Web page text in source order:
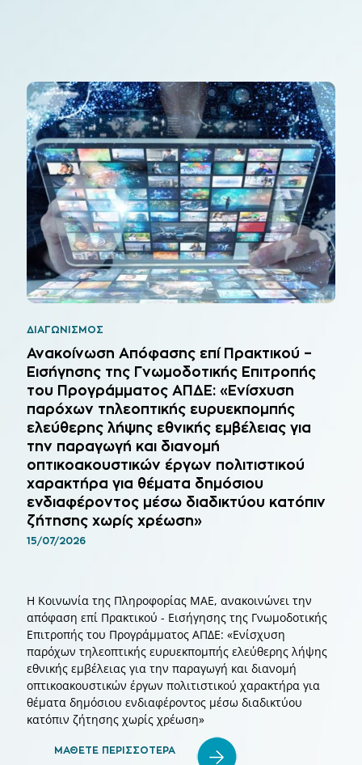
ΔΙΑΓΩΝΙΣΜΟΣ
Ανακοίνωση Απόφασης επί Πρακτικού –
Εισήγησης της Γνωμοδοτικής Επιτροπής
του Προγράμματος ΑΠΔΕ: «Ενίσχυση
παρόχων τηλεοπτικής ευρυεκπομπής
ελεύθερης λήψης εθνικής εμβέλειας για
την παραγωγή και διανομή
οπτικοακουστικών έργων πολιτιστικού
χαρακτήρα για θέματα δημόσιου
ενδιαφέροντος μέσω διαδικτύου κατόπιν
ζήτησης χωρίς χρέωση»
15/07/2026
Η Κοινωνία της Πληροφορίας ΜΑΕ, ανακοινώνει την
απόφαση επί Πρακτικού - Εισήγησης της Γνωμοδοτικής
Επιτροπής του Προγράμματος ΑΠΔΕ: «Ενίσχυση
παρόχων τηλεοπτικής ευρυεκπομπής ελεύθερης λήψης
εθνικής εμβέλειας για την παραγωγή και διανομή
οπτικοακουστικών έργων πολιτιστικού χαρακτήρα για
θέματα δημόσιου ενδιαφέροντος μέσω διαδικτύου
κατόπιν ζήτησης χωρίς χρέωση»
ΜΑΘΕΤΕ ΠΕΡΙΣΣΟΤΕΡΑ